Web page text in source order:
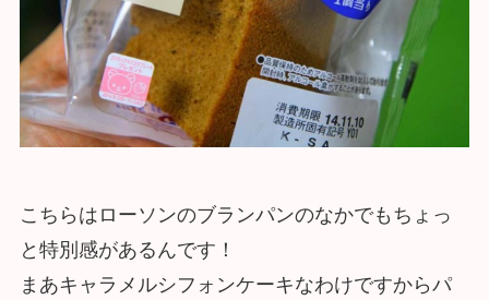
こちらはローソンのブランパンのなかでもちょっ
と特別感があるんです！
まあキャラメルシフォンケーキなわけですからパ